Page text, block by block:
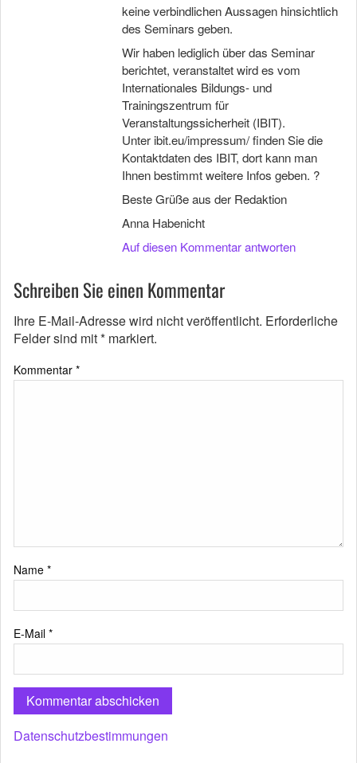
keine verbindlichen Aussagen hinsichtlich
des Seminars geben.
Wir haben lediglich über das Seminar
berichtet, veranstaltet wird es vom
Internationales Bildungs- und
Trainingszentrum für
Veranstaltungssicherheit (IBIT).
Unter ibit.eu/impressum/ finden Sie die
Kontaktdaten des IBIT, dort kann man
Ihnen bestimmt weitere Infos geben. ?
Beste Grüße aus der Redaktion
Anna Habenicht
Auf diesen Kommentar antworten
Schreiben Sie einen Kommentar
Ihre E-Mail-Adresse wird nicht veröffentlicht. Erforderliche
Felder sind mit* markiert.
Kommentar *
Name *
E-Mail *
Datenschutzbestimmungen